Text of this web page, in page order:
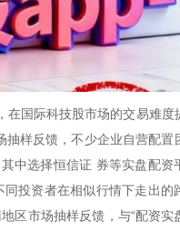
国际科技股市场的交易难度
抽样反馈，不少企业自营配置
中选择恒信证 券等实盘配资
投资者在相似行情下走出的
区市场抽样反馈，与“配资实